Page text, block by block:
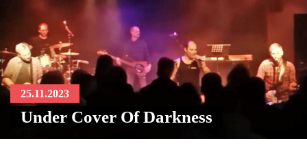
25.11.2023
Under Cover Of Darkness